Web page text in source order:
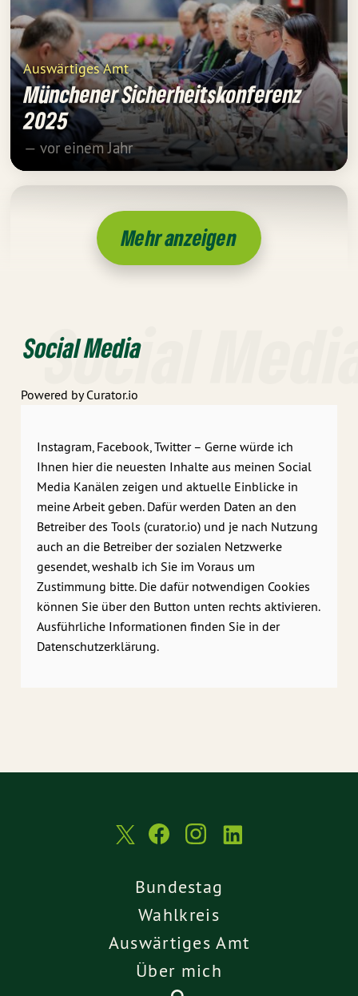
Auswärtiges Amt
Münchener Sicherheitskonferenz
2025
— vor einem Jahr
Mehr anzeigen
Social Media
Social
Powered by Curator.io
Instagram, Facebook, Twitter – Gerne würde ich
Ihnen hier die neuesten Inhalte aus meinen Social
Media Kanälen zeigen und aktuelle Einblicke in
meine Arbeit geben. Dafür werden Daten an den
Betreiber des Tools (curator.io) und je nach Nutzung
auch an die Betreiber der sozialen Netzwerke
gesendet, weshalb ich Sie im Voraus um
Zustimmung bitte. Die dafür notwendigen Cookies
können Sie über den Button unten rechts aktivieren.
Ausführliche Informationen finden Sie in der
Datenschutzerklärung.
Bundestag
Wahlkreis
Auswärtiges Amt
Über mich